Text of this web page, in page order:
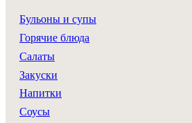
Бульоны и супы
Горячие блюда
Салаты
Закуски
Напитки
Соусы